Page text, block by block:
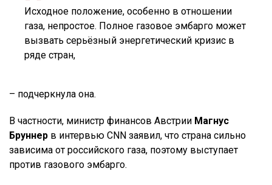
Исходное положение, особенно в отношении
газа, непростое. Полное газовое эмбарго может
вызвать серьёзный энергетический кризис в
ряде стран,
– подчеркнула она.
В частности, министр финансов Австрии Магнус
Бруннер в интервью CNN заявил, что страна сильно
зависима от российского газа, поэтому выступает
против газового эмбарго.